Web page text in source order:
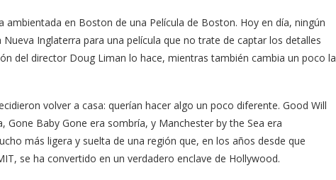
ambientada en Boston de una Película de Boston. Hoy en día, ningún
Inglaterra para una película que no trate de captar los detalles
del director Doug Liman lo hace, mientras también cambia un poco la
volver a casa: querían hacer algo un poco diferente. Good Will
Baby Gone era sombría, y Manchester by the Sea era
más ligera y suelta de una región que, en los años desde que
se ha convertido en un verdadero enclave de Hollywood.